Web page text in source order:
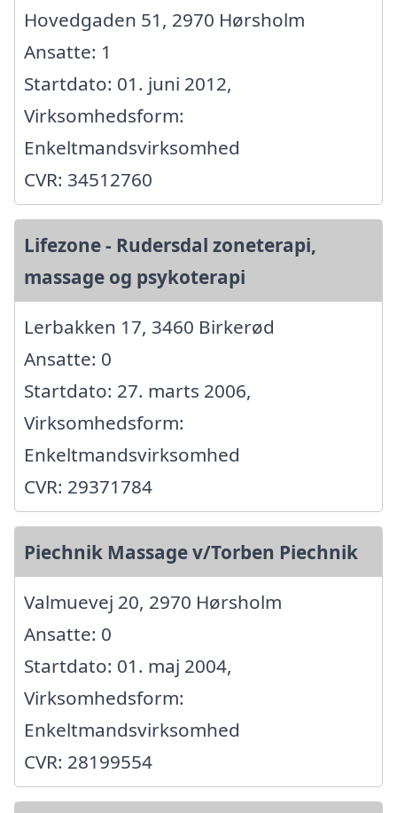
Hovedgaden 51, 2970 Hørsholm
Ansatte: 1
Startdato: 01. juni 2012,
Virksomhedsform:
Enkeltmandsvirksomhed
CVR: 34512760
Lifezone - Rudersdal zoneterapi,
massage og psykoterapi
Lerbakken 17, 3460 Birkerød
Ansatte: 0
Startdato: 27. marts 2006,
Virksomhedsform:
Enkeltmandsvirksomhed
CVR: 29371784
Piechnik Massage v/Torben Piechnik
Valmuevej 20, 2970 Hørsholm
Ansatte: 0
Startdato: 01. maj 2004,
Virksomhedsform:
Enkeltmandsvirksomhed
CVR: 28199554